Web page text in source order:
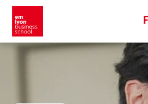
Aller au contenu principal